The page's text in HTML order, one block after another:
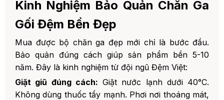
Kinh Nghiệm Bảo Quản Chăn Ga
Gối Đệm Bền Đẹp
Mua được bộ chăn ga đẹp mới chỉ là bước đầu.
Bảo quản đúng cách giúp sản phẩm bền 5-10
năm. Đây là kinh nghiệm từ đội ngũ Đệm Việt:
Giặt giũ đúng cách: Giặt nước lạnh dưới 40°C.
Không dùng thuốc tẩy mạnh. Phơi nơi thoáng mát,